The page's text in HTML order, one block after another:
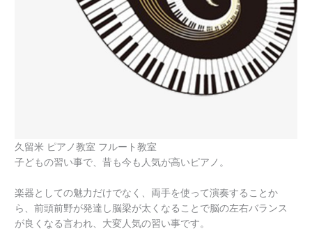
久留米 ピアノ教室 フルート教室
子どもの習い事で、昔も今も人気が高いピアノ。
楽器としての魅力だけでなく、両手を使って演奏することか
ら、前頭前野が発達し脳梁が太くなることで脳の左右バランス
が良くなる言われ、大変人気の習い事です。